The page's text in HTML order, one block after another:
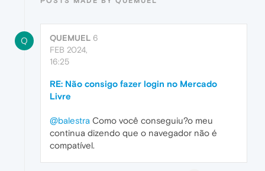
Q QUEMUEL 6
FEB 2024,
16:25
RE: Não consigo fazer login no Mercado
Livre
@balestra Como você conseguiu?o meu
continua dizendo que o navegador não é
compatível.